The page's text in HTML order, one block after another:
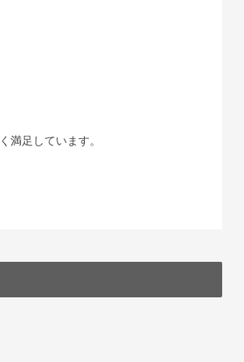
満足しています。